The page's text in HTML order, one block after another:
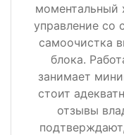
моментальный
управление со
самоочистка
блока.
занимает
стоит
отзывы